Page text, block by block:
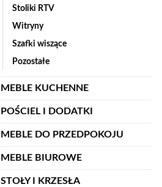
Stoliki RTV
Witryny
Szafki wiszące
Pozostałe
MEBLE KUCHENNE
POŚCIEL I DODATKI
MEBLE DO PRZEDPOKOJU
MEBLE BIUROWE
STOŁY I KRZESŁA